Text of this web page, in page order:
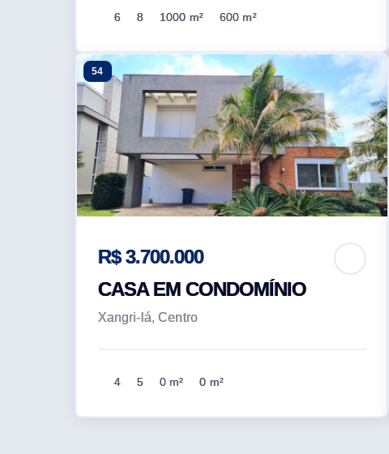
6 8 1000 m² 600 m²
54
R$ 3.700.000
CASA EM CONDOMÍNIO
Xangri-lá, Centro
4 5 0 m² 0 m²